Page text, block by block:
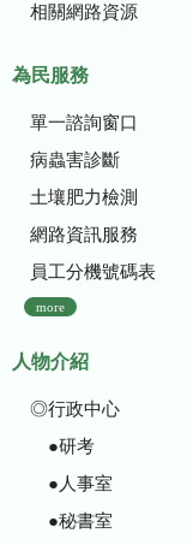
相關網路資源
為民服務
單一諮詢窗口
病蟲害診斷
土壤肥力檢測
網路資訊服務
員工分機號碼表
more
人物介紹
◎行政中心
●研考
●人事室
●秘書室